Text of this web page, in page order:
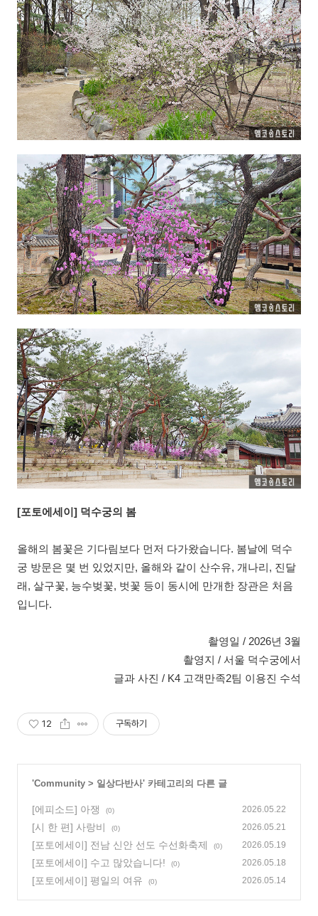
[포토에세이] 덕수궁의 봄
올해의 봄꽃은 기다림보다 먼저 다가왔습니다. 봄날에 덕수
궁 방문은 몇 번 있었지만, 올해와 같이 산수유, 개나리, 진달
래, 살구꽃, 능수벚꽃, 벗꽃 등이 동시에 만개한 장관은 처음
입니다.
촬영일 / 2026년 3월
촬영지 / 서울 덕수궁에서
글과 사진 / K4 고객만족2팀 이용진 수석
12 구독하기
'Community > 일상다반사' 카테고리의 다른 글
[에피소드] 아쟁 (0) 2026.05.22
[시 한 편] 사랑비 (0) 2026.05.21
[포토에세이] 전남 신안 선도 수선화축제 (0) 2026.05.19
[포토에세이] 수고 많았습니다! (0) 2026.05.18
[포토에세이] 평일의 여유 (0) 2026.05.14